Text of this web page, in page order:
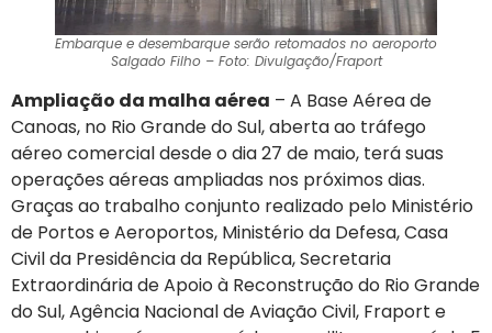
Embarque e desembarque serão retomados no aeroporto
Salgado Filho – Foto: Divulgação/Fraport
Ampliação da malha aérea – A Base Aérea de
Canoas, no Rio Grande do Sul, aberta ao tráfego
aéreo comercial desde o dia 27 de maio, terá suas
operações aéreas ampliadas nos próximos dias.
Graças ao trabalho conjunto realizado pelo Ministério
de Portos e Aeroportos, Ministério da Defesa, Casa
Civil da Presidência da República, Secretaria
Extraordinária de Apoio à Reconstrução do Rio Grande
do Sul, Agência Nacional de Aviação Civil, Fraport e